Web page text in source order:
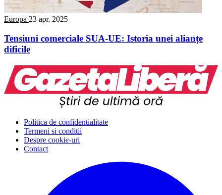
Europa 23 apr. 2025
Tensiuni comerciale SUA-UE: Istoria unei alianțe
dificile
Politica de confidentialitate
Termeni si conditii
Despre cookie-uri
Contact